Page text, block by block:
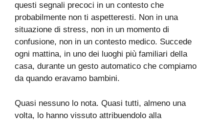
questi segnali precoci in un contesto che
probabilmente non ti aspetteresti. Non in una
situazione di stress, non in un momento di
confusione, non in un contesto medico. Succede
ogni mattina, in uno dei luoghi più familiari della
casa, durante un gesto automatico che compiamo
da quando eravamo bambini.
Quasi nessuno lo nota. Quasi tutti, almeno una
volta, lo hanno vissuto attribuendolo alla